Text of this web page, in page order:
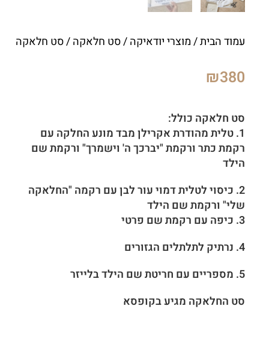
עמוד הבית/מוצרי יודאיקה/סט חלאקה/ סט חלאקה
₪380
סט חלאקה כולל:
1. טלית מהודרת אקרילן מבד מונע החלקה עם
רקמת כתר ורקמת "יברכך ה' וישמרך" ורקמת שם
הילד
2. כיסוי לטלית דמוי עור לבן עם רקמה "החלאקה
שלי" ורקמת שם הילד
3. כיפה עם רקמת שם פרטי
4. נרתיק לתלתלים הגזורים
5. מספריים עם חריטת שם הילד בלייזר
סט החלאקה מגיע בקופסא